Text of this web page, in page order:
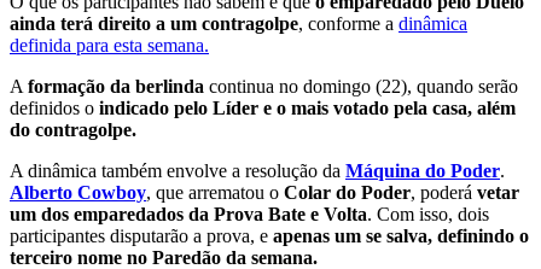
ainda terá direito a um contragolpe, conforme a dinâmica
definida para esta semana.
A formação da berlinda continua no domingo (22), quando serão
definidos o indicado pelo Líder e o mais votado pela casa, além
do contragolpe.
A dinâmica também envolve a resolução da Máquina do Poder.
Alberto Cowboy, que arrematou o Colar do Poder, poderá vetar
um dos emparedados da Prova Bate e Volta. Com isso, dois
participantes disputarão a prova, e apenas um se salva, definindo o
terceiro nome no Paredão da semana.